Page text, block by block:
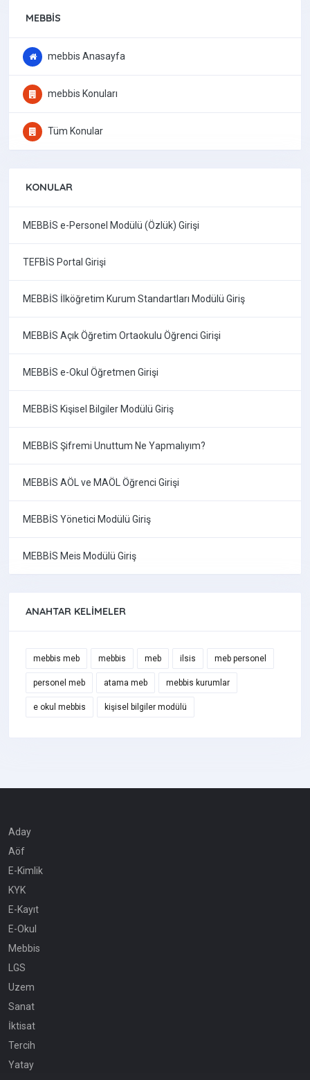
MEBBIS
mebbis Anasayfa
mebbis Konuları
Tüm Konular
KONULAR
MEBBİS e-Personel Modülü (Özlük) Girişi
TEFBİS Portal Girişi
MEBBİS İlköğretim Kurum Standartları Modülü Giriş
MEBBİS Açık Öğretim Ortaokulu Öğrenci Girişi
MEBBİS e-Okul Öğretmen Girişi
MEBBİS Kişisel Bilgiler Modülü Giriş
MEBBİS Şifremi Unuttum Ne Yapmalıyım?
MEBBİS AÖL ve MAÖL Öğrenci Girişi
MEBBİS Yönetici Modülü Giriş
MEBBİS Meis Modülü Giriş
ANAHTAR KELIMELER
mebbis meb mebbis meb ilsis meb personel
personel meb atama meb mebbis kurumlar
e okul mebbis kişisel bilgiler modülü
Aday
Aöf
E-Kimlik
KYK
E-Kayıt
E-Okul
Mebbis
LGS
Uzem
Sanat
İktisat
Tercih
Yatay